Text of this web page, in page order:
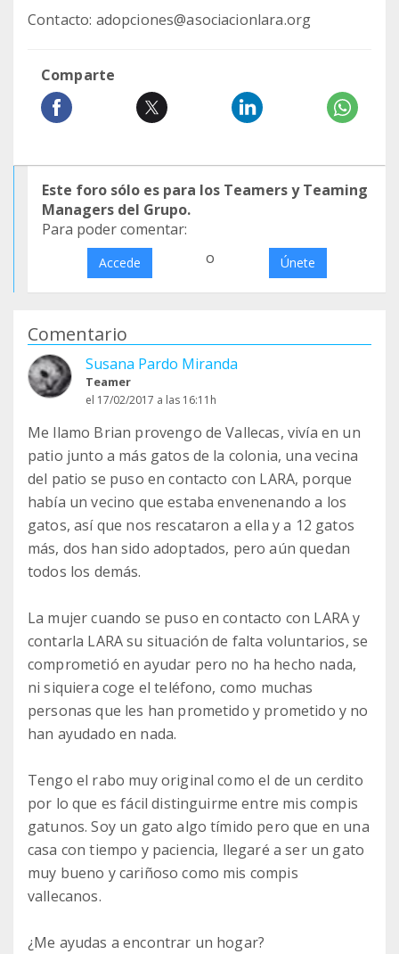
Contacto: adopciones@asociacionlara.org
Comparte
Este foro sólo es para los Teamers y Teaming
Managers del Grupo.
Para poder comentar:
Accede o Únete
Comentario
Susana Pardo Miranda
Teamer
el 17/02/2017 a las 16:11h
Me llamo Brian provengo de Vallecas, vivía en un
patio junto a más gatos de la colonia, una vecina
del patio se puso en contacto con LARA, porque
había un vecino que estaba envenenando a los
gatos, así que nos rescataron a ella y a 12 gatos
más, dos han sido adoptados, pero aún quedan
todos los demás.
La mujer cuando se puso en contacto con LARA y
contarla LARA su situación de falta voluntarios, se
comprometió en ayudar pero no ha hecho nada,
ni siquiera coge el teléfono, como muchas
personas que les han prometido y prometido y no
han ayudado en nada.
Tengo el rabo muy original como el de un cerdito
por lo que es fácil distinguirme entre mis compis
gatunos. Soy un gato algo tímido pero que en una
casa con tiempo y paciencia, llegaré a ser un gato
muy bueno y cariñoso como mis compis
vallecanos.
¿Me ayudas a encontrar un hogar?